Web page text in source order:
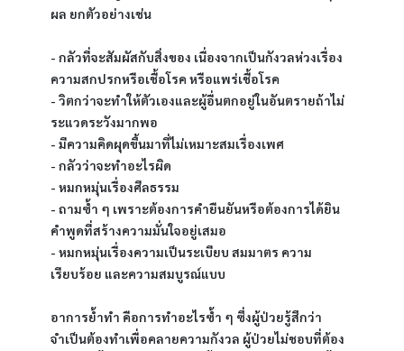
ผล ยกตัวอย่างเช่น
- กลัวที่จะสัมผัสกับสิ่งของ เนื่องจากเป็นกังวลห่วงเรื่อง
ความสกปรกหรือเชื้อโรค หรือแพร่เชื้อโรค
- วิตกว่าจะทำให้ตัวเองและผู้อื่นตกอยู่ในอันตรายถ้าไม่
ระแวดระวังมากพอ
- มีความคิดผุดขึ้นมาที่ไม่เหมาะสมเรื่องเพศ
- กลัวว่าจะทำอะไรผิด
- หมกหมุ่นเรื่องศีลธรรม
- ถามซ้ำ ๆ เพราะต้องการคำยืนยันหรือต้องการได้ยิน
คำพูดที่สร้างความมั่นใจอยู่เสมอ
- หมกหมุ่นเรื่องความเป็นระเบียบ สมมาตร ความ
เรียบร้อย และความสมบูรณ์แบบ
อาการย้ำทำ คือการทำอะไรซ้ำ ๆ ซึ่งผู้ป่วยรู้สึกว่า
จำเป็นต้องทำเพื่อคลายความกังวล ผู้ป่วยไม่ชอบที่ต้อง